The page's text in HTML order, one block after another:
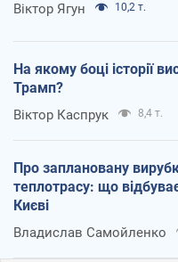
Віктор Ягун 10,2 т.
На якому боці історії
Трамп?
Віктор Каспрук 8,4 т.
Про заплановану
теплотрасу: що
Києві
Владислав Самойленко